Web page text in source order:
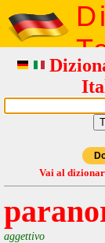
Vai al
aggettivo